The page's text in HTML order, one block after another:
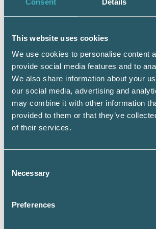
This website uses cookies
We use cookies to personalise content
provide social media features and to
We also share information about your
our social media, advertising and
may combine it with other information
provided to them or that they’ve
of their services.
Selection
Necessary
Preferences
kammarrätten inte har tagit
förtroendekrisen på alvar.
själva ska kunna lösa problemet.
annat för den majoritet av
rättssäkerhetens fana högt, och
drabbas av kritiken, finns det
någon agerar. Det gäller
hur frågan om jäv ska hanteras.
Till exempel är det viktigt att
bemötas. Det är emot all moral
att bemöta den enskildes
domstolen fatta ologiska och